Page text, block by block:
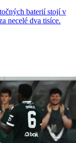
baterií stojí v
necelé dva tisíce.